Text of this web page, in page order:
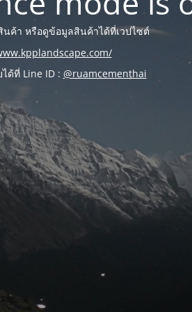
ค้า หรือดูข้อมูลสินค้าได้ที่เวปไซต์
ด้ที่ Line ID : @ruamcementhai